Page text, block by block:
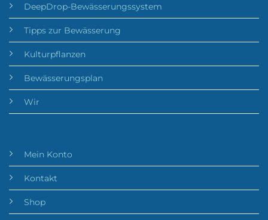
DeepDrop-Bewässerungssystem
Tipps zur Bewässerung
Kulturpflanzen
Bewässerungsplan
Wir
Mein Konto
Kontakt
Shop